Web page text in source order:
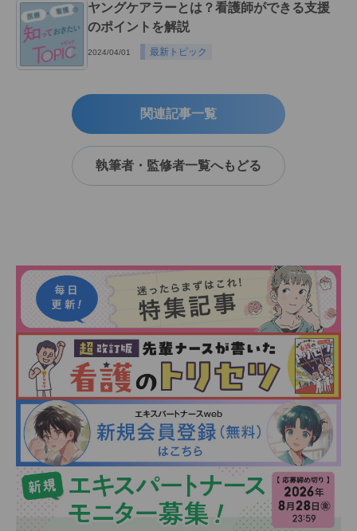
ヤングケアラーとは？看護師ができる支援
のポイントを解説
2024/04/01 最新トピック
関連記事一覧
執筆者・監修者一覧へもどる